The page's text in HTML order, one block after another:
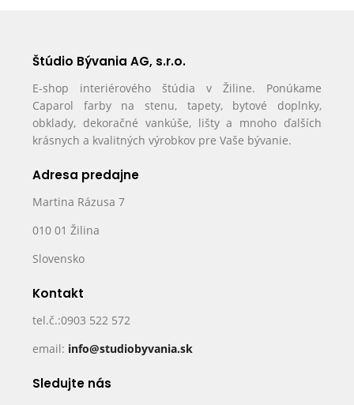
Štúdio Bývania AG, s.r.o.
E-shop interiérového štúdia v Žiline. Ponúkame
Caparol farby na stenu, tapety, bytové doplnky,
obklady, dekoračné vankúše, lišty a mnoho ďalších
krásnych a kvalitných výrobkov pre Vaše bývanie.
Adresa predajne
Martina Rázusa 7
010 01 Žilina
Slovensko
Kontakt
tel.č.:0903 522 572
email: info@studiobyvania.sk
Sledujte nás